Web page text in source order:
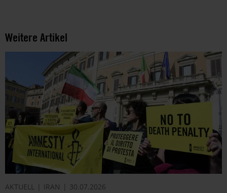
Weitere Artikel
AKTUELL IRAN 30.07.2026